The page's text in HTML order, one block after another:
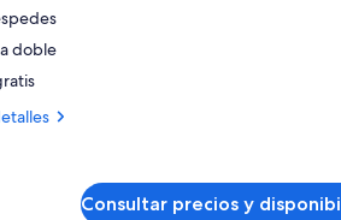
doble
Consultar precios y